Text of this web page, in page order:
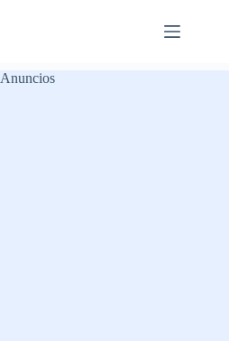
Anuncios